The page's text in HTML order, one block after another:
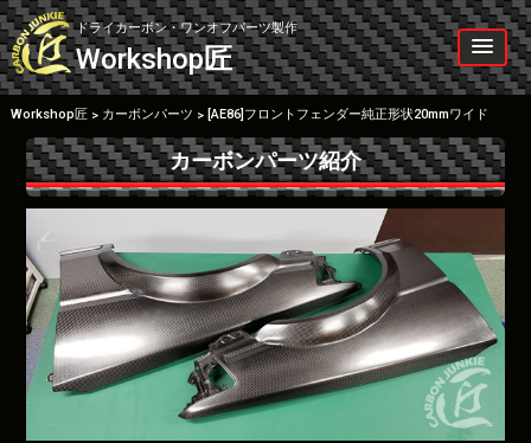
Skip
to
content
ドライカーボン・ワンオフパーツ製作
Workshop匠
Workshop匠> カーボンパーツ > [AE86]フロントフェンダー純正形状20mmワイド
カーボンパーツ紹介